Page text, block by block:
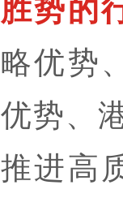
胜势的
略优势
优势、
推进高